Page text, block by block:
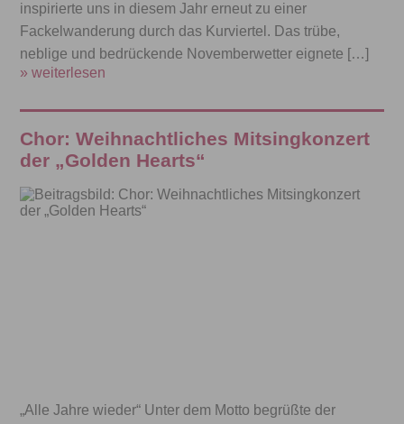
inspirierte uns in diesem Jahr erneut zu einer
Fackelwanderung durch das Kurviertel. Das trübe,
neblige und bedrückende Novemberwetter eignete […]
» weiterlesen
Chor: Weihnachtliches Mitsingkonzert
der „Golden Hearts“
„Alle Jahre wieder“ Unter dem Motto begrüßte der